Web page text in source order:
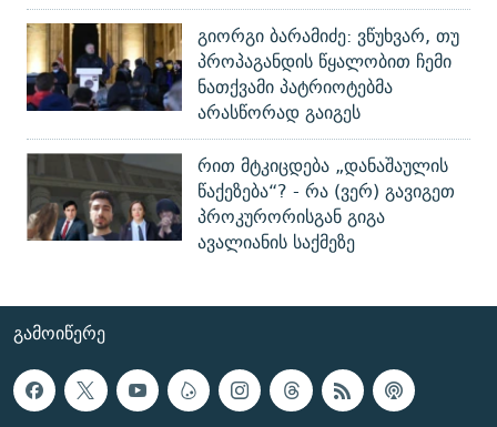
გიორგი ბარამიძე: ვწუხვარ, თუ
პროპაგანდის წყალობით ჩემი
ნათქვამი პატრიოტებმა
არასწორად გაიგეს
რით მტკიცდება „დანაშაულის
წაქეზება“? - რა (ვერ) გავიგეთ
პროკურორისგან გიგა
ავალიანის საქმეზე
ᲒᲐᲛᲝᲘᲬᲔᲠᲔ